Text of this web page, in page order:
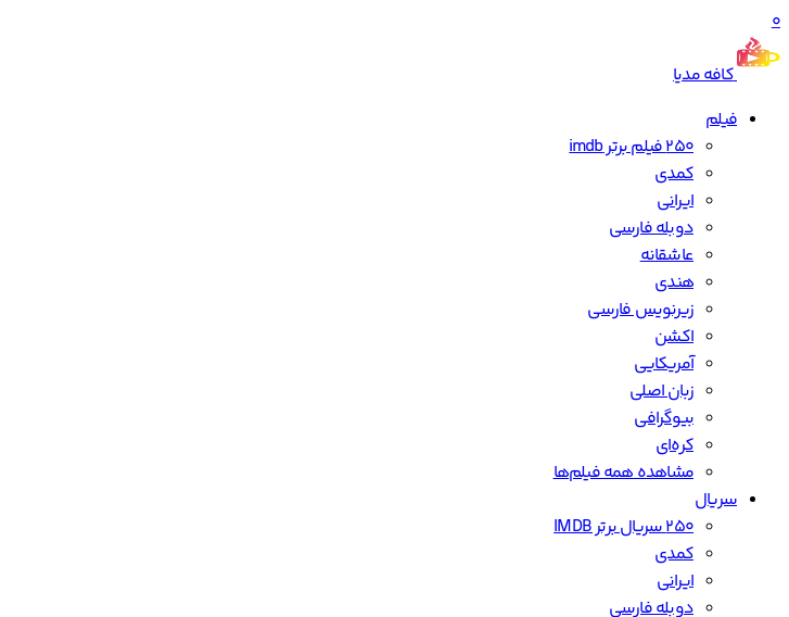
0
کافه مدیا
فیلم
250 فیلم برتر imdb
کمدی
ایرانی
دوبله فارسی
عاشقانه
هندی
زیرنویس فارسی
اکشن
آمریکایی
زبان اصلی
بیوگرافی
کره‌ای
مشاهده همه فیلم‌ها
سریال
۲۵۰ سریال برتر IMDB
کمدی
ایرانی
دوبله فارسی